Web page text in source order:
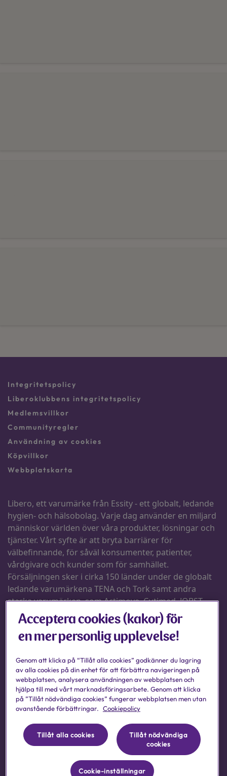
Acceptera cookies (kakor) för
en mer personlig upplevelse!
Genom att klicka på “Tillåt alla cookies” godkänner du lagring
av alla cookies på din enhet för att förbättra navigeringen på
webbplatsen, analysera användningen av webbplatsen och
hjälpa till med vårt marknadsföringsarbete. Genom att klicka
på ”Tillåt nödvändiga cookies” fungerar webbplatsen men utan
ovanstående förbättringar. Cookiepolicy
Tillåt alla cookies
Tillåt nödvändiga
cookies
Cookie-inställningar